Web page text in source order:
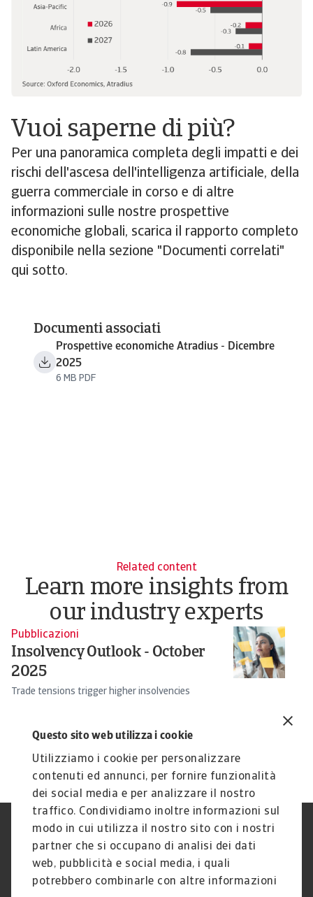
Questo sito web utilizza i cookie
Utilizziamo i cookie per personalizzare
contenuti ed annunci, per fornire funzionalità
dei social media e per analizzare il nostro
traffico. Condividiamo inoltre informazioni sul
modo in cui utilizza il nostro sito con i nostri
partner che si occupano di analisi dei dati
web, pubblicità e social media, i quali
potrebbero combinarle con altre informazioni
Vuoi saperne di più?
Per una panoramica completa degli impatti e dei
rischi dell'ascesa dell'intelligenza artificiale, della
guerra commerciale in corso e di altre
informazioni sulle nostre prospettive
economiche globali, scarica il rapporto completo
disponibile nella sezione "Documenti correlati"
qui sotto.
Documenti associati
Prospettive economiche Atradius - Dicembre
2025
6 MB PDF
Related content
Learn more insights from
our industry experts
Pubblicazioni
Insolvency Outlook - October
2025
Trade tensions trigger higher insolvencies
8 Oct 2025
Nota Legale
Privacy
Cookies
Phishing e Sicurezza
informatica
Disclaimer
GDPR